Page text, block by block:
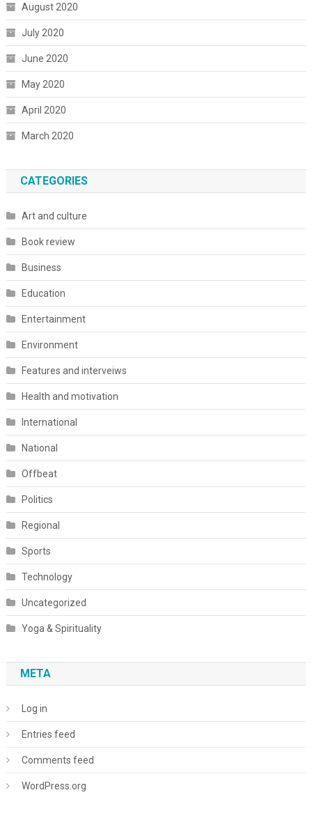
August 2020
July 2020
June 2020
May 2020
April 2020
March 2020
CATEGORIES
Art and culture
Book review
Business
Education
Entertainment
Environment
Features and interveiws
Health and motivation
International
National
Offbeat
Politics
Regional
Sports
Technology
Uncategorized
Yoga & Spirituality
META
Log in
Entries feed
Comments feed
WordPress.org